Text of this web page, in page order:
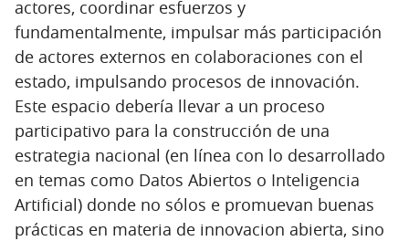
actores, coordinar esfuerzos y
fundamentalmente, impulsar más participación
de actores externos en colaboraciones con el
estado, impulsando procesos de innovación.
Este espacio debería llevar a un proceso
participativo para la construcción de una
estrategia nacional (en línea con lo desarrollado
en temas como Datos Abiertos o Inteligencia
Artificial) donde no sólos e promuevan buenas
prácticas en materia de innovacion abierta, sino